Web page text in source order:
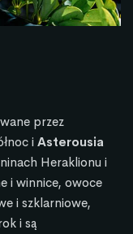
przez
i Asterousia
Heraklionu i
i winnice, owoce
i szklarniowe,
i są